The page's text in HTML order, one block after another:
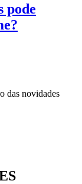
pode
das novidades